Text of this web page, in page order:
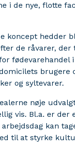
i de nye, flotte
koncept hedder
de råvarer,
fødevarehandel i
brugere
og syltevarer.
nøje
vis. Bl.a. er der
kan
til at styrke